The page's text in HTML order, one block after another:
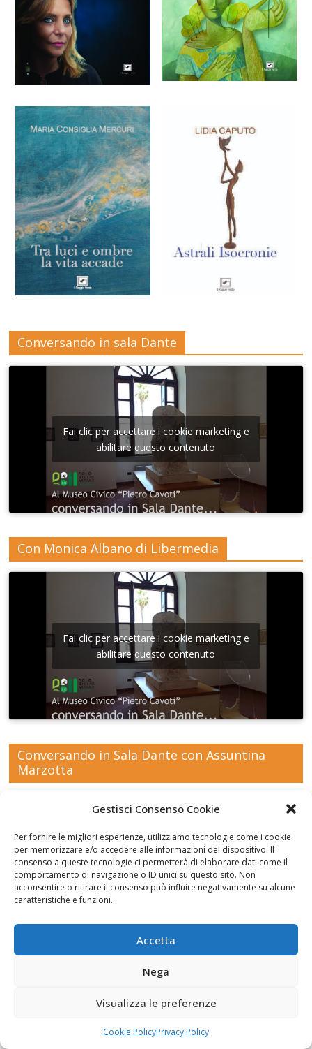
Gestisci Consenso Cookie
Per fornire le migliori esperienze, utilizziamo tecnologie come i cookie
per memorizzare e/o accedere alle informazioni del dispositivo. Il
consenso a queste tecnologie ci permetterà di elaborare dati come il
comportamento di navigazione o ID unici su questo sito. Non
acconsentire o ritirare il consenso può influire negativamente su alcune
caratteristiche e funzioni.
Accetta
Nega
Visualizza le preferenze
Cookie PolicyPrivacy Policy
Conversando in sala Dante
Fai clic per accettare i cookie marketing e
abilitare questo contenuto
Con Monica Albano di Libermedia
Fai clic per accettare i cookie marketing e
abilitare questo contenuto
Conversando in Sala Dante con Assuntina
Marzotta
Fai clic per accettare i cookie marketing e
abilitare questo contenuto
Pasca. Undici e non più undici